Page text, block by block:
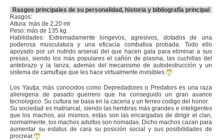
Rasgos principales de su personalidad, historia y bibliografía principal
Rasgos:
Altura: más de 2,20 mt
Peso: más de 135 kg.
Habilidades: Extremadamente longevos, agresivos, dotados de una
poderosa musculatura y una eficacia combativa probada. Todo ello
apoyado por un nutrido arsenal del que hacen gala para eliminar a sus
presas, siendo los más populares el cañón de plasma, las cuchillas del
antebrazo y la lanza; además del mecanismo de autodestrucción y un
sistema de camuflaje que les hace virtualmente invisibles.
Los Yautja, más conocidos como Depredadores o Predators es una raza
alienigena de pasado guerrero que ha conseguido un gran avance
tecnologico. Su cultura se basa en la caceria y un ferreo codigo del honor.
Su sociedad es matriarcal, siendo las hembras más grandes e inteligentes
que los machos, asi mismos, estas son las encargadas de dirigir el clan,
normalmente, los machos adultos son nomadas. Dicho machos cazan para
aumentar su estatus de cara su posición social y sus posibilidades de
procrear.